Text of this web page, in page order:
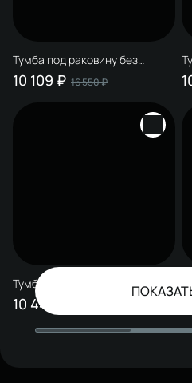
Тумба под раковину без
столешницы STWORKI
Мурманск 70 (FR2) напольная,
10 109 ₽ 16 550 ₽
Тумба под раковину без
столешницы STWORKI
Мурманск 70 (FR2) напольная,
антрацит
10 445 ₽